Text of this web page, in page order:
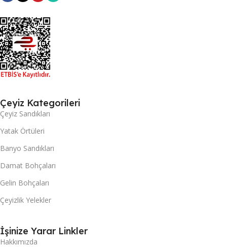
Çeyiz Kategorileri
Çeyiz Sandıkları
Yatak Örtüleri
Banyo Sandıkları
Damat Bohçaları
Gelin Bohçaları
Çeyizlik Yelekler
İşinize Yarar Linkler
Hakkımızda